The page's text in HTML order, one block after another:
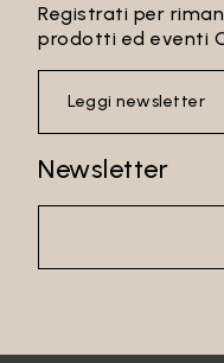
Registrati per
prodotti ed eventi
Leggi newsletter
Newsletter